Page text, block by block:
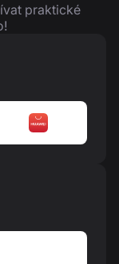
praktické